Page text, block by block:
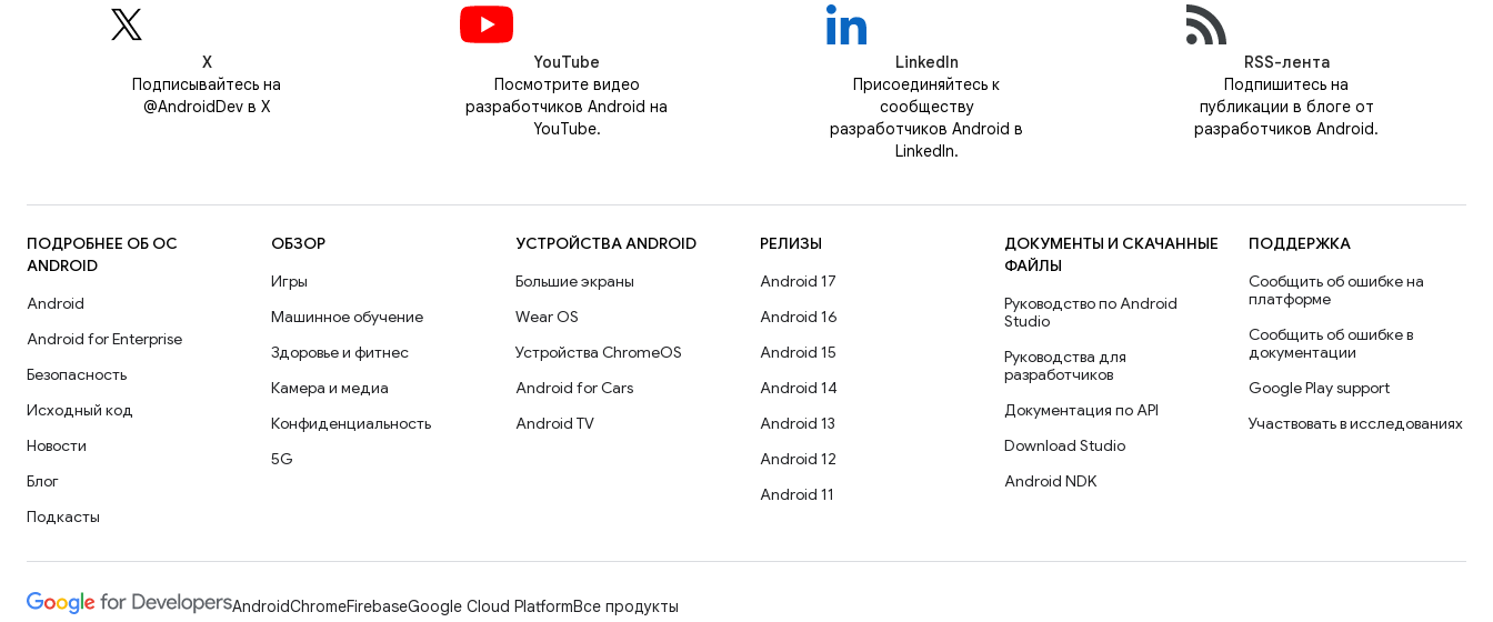
Х
Подписывайтесь на
@AndroidDev в X
YouTube
Посмотрите видео
разработчиков Android на
YouTube.
LinkedIn
Присоединяйтесь к
сообществу
разработчиков Android в
LinkedIn.
RSS-лента
Подпишитесь на
публикации в блоге от
разработчиков Android.
ПОДРОБНЕЕ ОБ ОС
ANDROID
Android
Android for Enterprise
Безопасность
Исходный код
Новости
Блог
Подкасты
ОБЗОР
Игры
Машинное обучение
Здоровье и фитнес
Камера и медиа
Конфиденциальность
5G
УСТРОЙСТВА ANDROID
Большие экраны
Wear OS
Устройства ChromeOS
Android for Cars
Android TV
РЕЛИЗЫ
Android 17
Android 16
Android 15
Android 14
Android 13
Android 12
Android 11
ДОКУМЕНТЫ И СКАЧАННЫЕ
ФАЙЛЫ
Руководство по Android
Studio
Руководства для
разработчиков
Документация по API
Download Studio
Android NDK
ПОДДЕРЖКА
Сообщить об ошибке на
платформе
Сообщить об ошибке в
документации
Google Play support
Участвовать в исследованиях
AndroidChromeFirebaseGoogle Cloud PlatformВсе продукты